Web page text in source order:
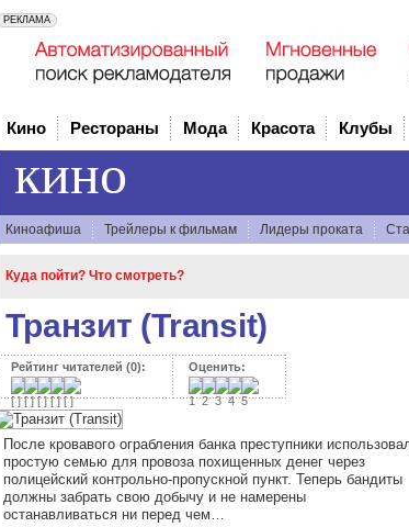
Кино Рестораны Мода Красота Клубы
кино
Киноафиша Трейлеры к фильмам Лидеры проката
Куда пойти? Что смотреть?
Транзит (Transit)
Рейтинг читателей (0): Оценить:
После кровавого ограбления банка преступники
простую семью для провоза похищенных денег через
полицейский контрольно-пропускной пункт. Теперь бандиты
должны забрать свою добычу и не намерены
останавливаться ни перед чем…